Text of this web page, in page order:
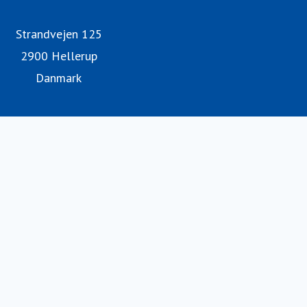
Strandvejen 125
2900 Hellerup
Danmark